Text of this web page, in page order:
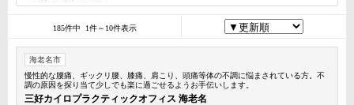
185件中 1件～10件表示
海老名市
慢性的な腰痛、ギックリ腰、膝痛、肩こり、頭痛等体の不調に悩まされている方。不
調の原因を探り当て少しでも楽に過ごせるようお手伝いします。
三好カイロプラクティックオフィス 海老名